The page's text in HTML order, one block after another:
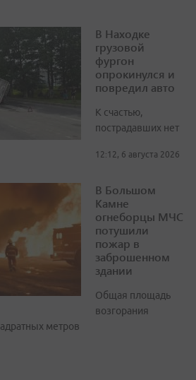
В Находке
грузовой
фургон
опрокинулся и
повредил авто
К счастью,
пострадавших нет
12:12, 6 августа 2026
В Большом
Камне
огнеборцы МЧС
потушили
пожар в
заброшенном
здании
Общая площадь
возгорания
метров